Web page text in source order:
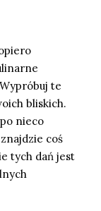
te
bliskich.
nieco
coś
tych dań jest